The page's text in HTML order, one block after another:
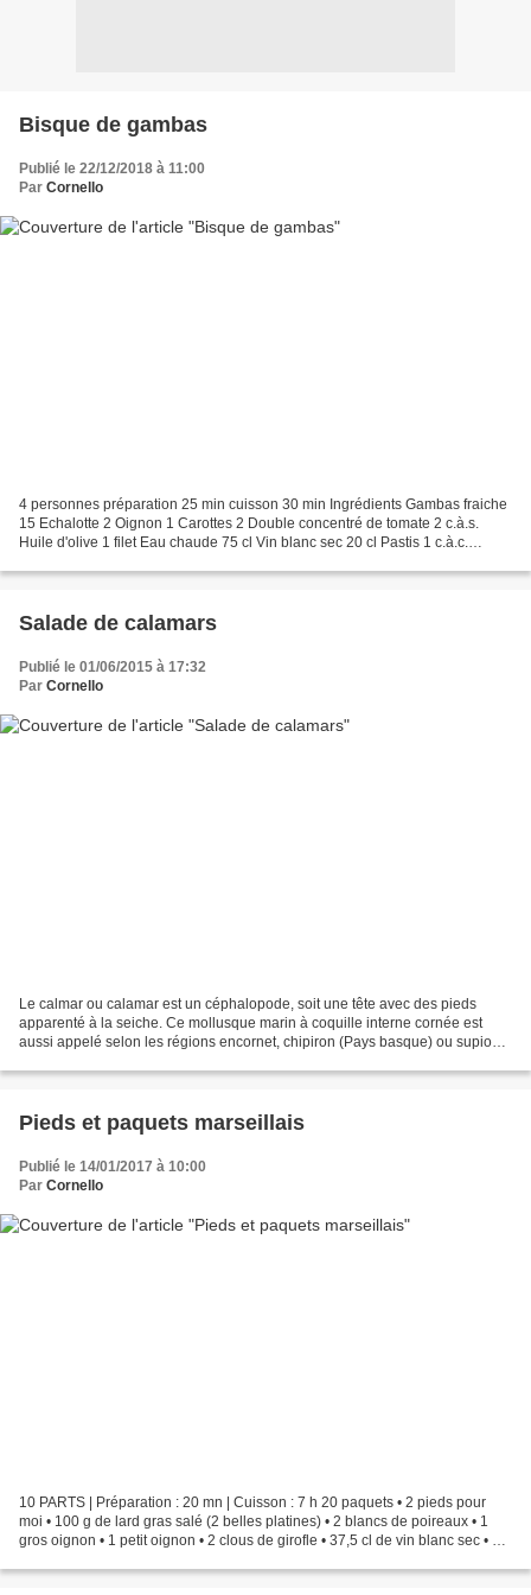
Bisque de gambas
Publié le 22/12/2018 à 11:00
Par Cornello
4 personnes préparation 25 min cuisson 30 min Ingrédients Gambas fraiche
15 Echalotte 2 Oignon 1 Carottes 2 Double concentré de tomate 2 c.à.s.
Huile d'olive 1 filet Eau chaude 75 cl Vin blanc sec 20 cl Pastis 1 c.à.c.
Salade de calamars
Publié le 01/06/2015 à 17:32
Par Cornello
Le calmar ou calamar est un céphalopode, soit une tête avec des pieds
apparenté à la seiche. Ce mollusque marin à coquille interne cornée est
aussi appelé selon les régions encornet, chipiron (Pays basque) ou supion
Pieds et paquets marseillais
Publié le 14/01/2017 à 10:00
Par Cornello
10 PARTS | Préparation : 20 mn | Cuisson : 7 h 20 paquets • 2 pieds pour
moi • 100 g de lard gras salé (2 belles platines) • 2 blancs de poireaux • 1
gros oignon • 1 petit oignon • 2 clous de girofle • 37,5 cl de vin blanc sec • 2